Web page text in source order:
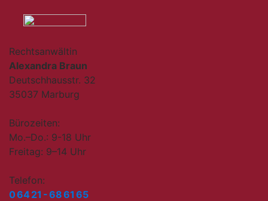
Rechtsanwältin
Alexandra Braun
Deutschhausstr. 32
35037 Marburg
Bürozeiten:
Mo.–Do.: 9-18 Uhr
Freitag: 9–14 Uhr
Telefon:
0 64 21 - 68 61 65